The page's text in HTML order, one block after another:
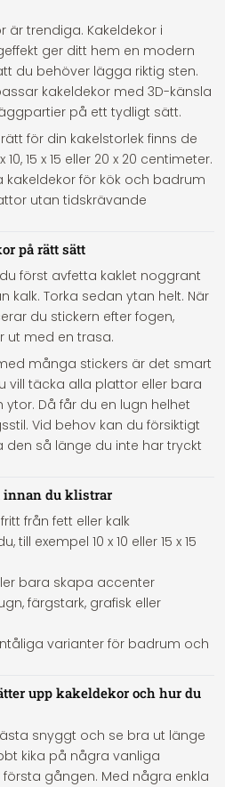
är trendiga. Kakeldekor i
ger ditt hem en modern
du behöver lägga riktig sten.
kakeldekor med 3D-känsla
på ett tydligt sätt.
för din kakelstorlek finns de
15 x 15 eller 20 x 20 centimeter.
för kök och badrum
utan tidskrävande
på rätt sätt
först avfetta kaklet noggrant
kalk. Torka sedan ytan helt. När
du stickern efter fogen,
ut med en trasa.
många stickers är det smart
vill täcka alla plattor eller bara
Då får du en lugn helhet
Vid behov kan du försiktigt
den så länge du inte har tryckt
innan du klistrar
från fett eller kalk
till exempel 10 x 10 eller 15 x 15
bara skapa accenter
färgstark, grafisk eller
varianter för badrum och
upp kakeldekor och hur du
snyggt och se bra ut länge
kika på några vanliga
gången. Med några enkla